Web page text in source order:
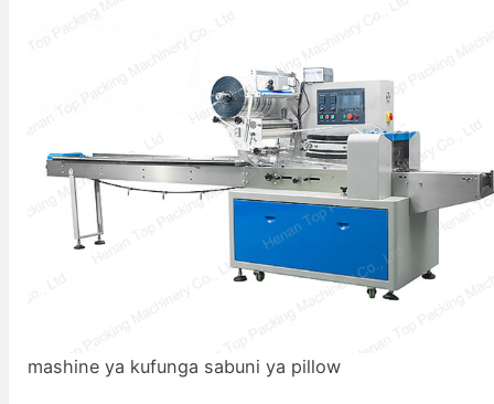
mashine ya kufunga sabuni ya pillow